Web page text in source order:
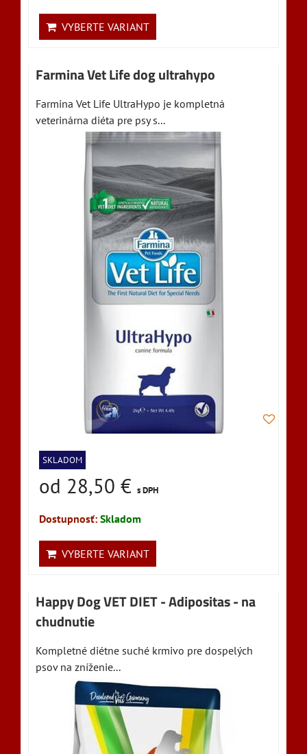
VYBERTE VARIANT
Farmina Vet Life dog ultrahypo
Farmina Vet Life UltraHypo je kompletná
veterinárna diéta pre psy s...
SKLADOM
od 28,50 € s DPH
Dostupnosť: Skladom
VYBERTE VARIANT
Happy Dog VET DIET - Adipositas - na
chudnutie
Kompletné diétne suché krmivo pre dospelých
psov na zníženie...